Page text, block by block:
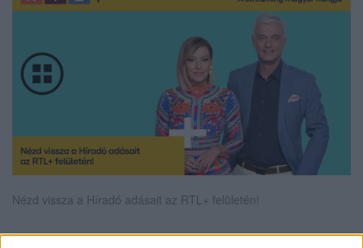
Nézd vissza a Híradó adásait az RTL+ felületén!